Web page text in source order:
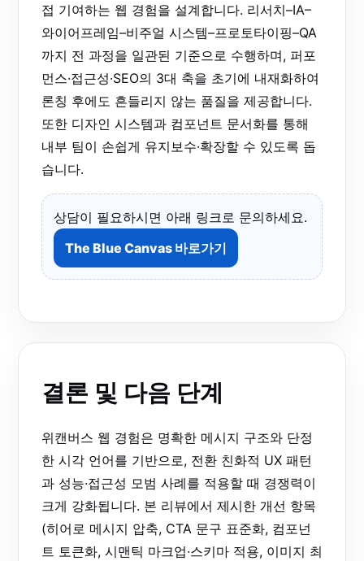
접 기여하는 웹 경험을 설계합니다. 리서치–IA–
와이어프레임–비주얼 시스템–프로토타이핑–QA
까지 전 과정을 일관된 기준으로 수행하며, 퍼포
먼스·접근성·SEO의 3대 축을 초기에 내재화하여
론칭 후에도 흔들리지 않는 품질을 제공합니다.
또한 디자인 시스템과 컴포넌트 문서화를 통해
내부 팀이 손쉽게 유지보수·확장할 수 있도록 돕
습니다.
상담이 필요하시면 아래 링크로 문의하세요.
The Blue Canvas 바로가기
결론 및 다음 단계
위캔버스 웹 경험은 명확한 메시지 구조와 단정
한 시각 언어를 기반으로, 전환 친화적 UX 패턴
과 성능·접근성 모범 사례를 적용할 때 경쟁력이
크게 강화됩니다. 본 리뷰에서 제시한 개선 항목
(히어로 메시지 압축, CTA 문구 표준화, 컴포넌
트 토큰화, 시맨틱 마크업·스키마 적용, 이미지 최